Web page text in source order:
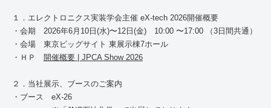
１．エレクトロニクス実装学会主催 eX-tech 2026開催概要
・会期 2026年6月 10 日 (水)〜12 日 (金) 10:00 〜17:00 （3 日間共通）
・会場 東京ビッグサイト 東展示棟7ホール
・ＨＰ 開催概要 | JPCA Show 2026
２．当社展示、ブースのご案内
・ブース eX-26